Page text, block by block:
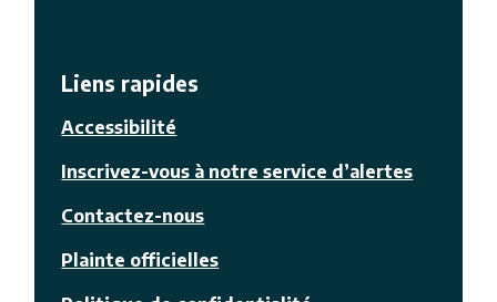
Liens rapides
Accessibilité
Inscrivez-vous à notre service d’alertes
Contactez-nous
Plainte officielles